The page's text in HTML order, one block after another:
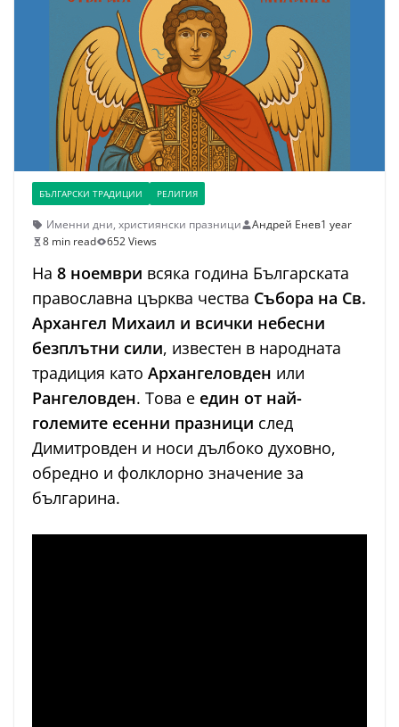
БЪЛГАРСКИ ТРАДИЦИИ РЕЛИГИЯ
Именни дни, християнски празници Андрей Енев1 year
8 min read
652 Views
На 8 ноември всяка година Българската
православна църква чества Събора на Св.
Архангел Михаил и всички небесни
безплътни сили, известен в народната
традиция като Архангеловден или
Рангеловден. Това е един от най-
големите есенни празници след
Димитровден и носи дълбоко духовно,
обредно и фолклорно значение за
българина.